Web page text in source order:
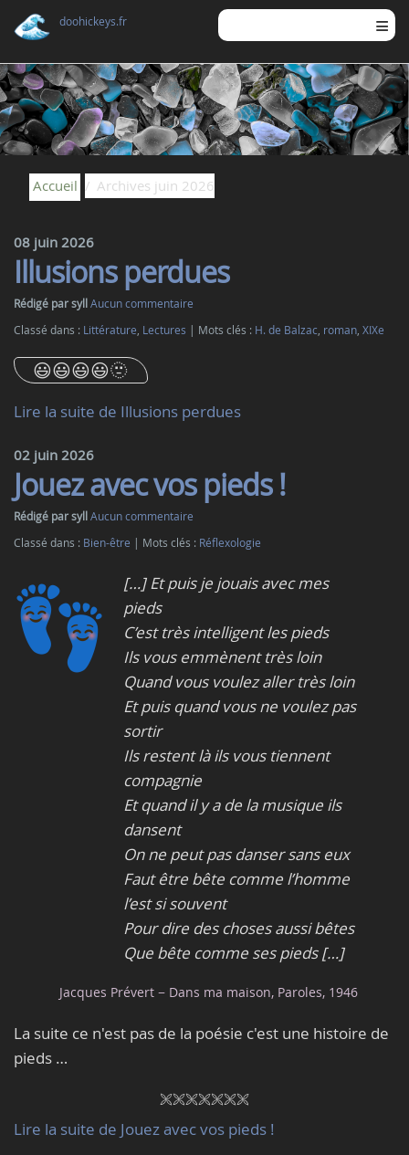
doohickeys.fr
Accueil Archives juin 2026
08 juin 2026
Illusions perdues
Rédigé par syll Aucun commentaire
Classé dans : Littérature Lectures Mots clés : H. de Balzac roman XIXe
😃😃😃😃🫥
Lire la suite de Illusions perdues
02 juin 2026
Jouez avec vos pieds !
Rédigé par syll Aucun commentaire
Classé dans : Bien-être Mots clés : Réflexologie
[…] Et puis je jouais avec mes
pieds
C’est très intelligent les pieds
Ils vous emmènent très loin
Quand vous voulez aller très loin
Et puis quand vous ne voulez pas
sortir
Ils restent là ils vous tiennent
compagnie
Et quand il y a de la musique ils
dansent
On ne peut pas danser sans eux
Faut être bête comme l’homme
l’est si souvent
Pour dire des choses aussi bêtes
Que bête comme ses pieds […]
Jacques Prévert − Dans ma maison, Paroles, 1946
La suite ce n'est pas de la poésie c'est une histoire de
pieds …
Lire la suite de Jouez avec vos pieds !